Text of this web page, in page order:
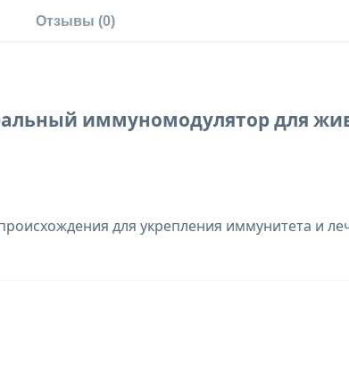
Отзывы (0)
иммуномодулятор для
для укрепления иммунитета и